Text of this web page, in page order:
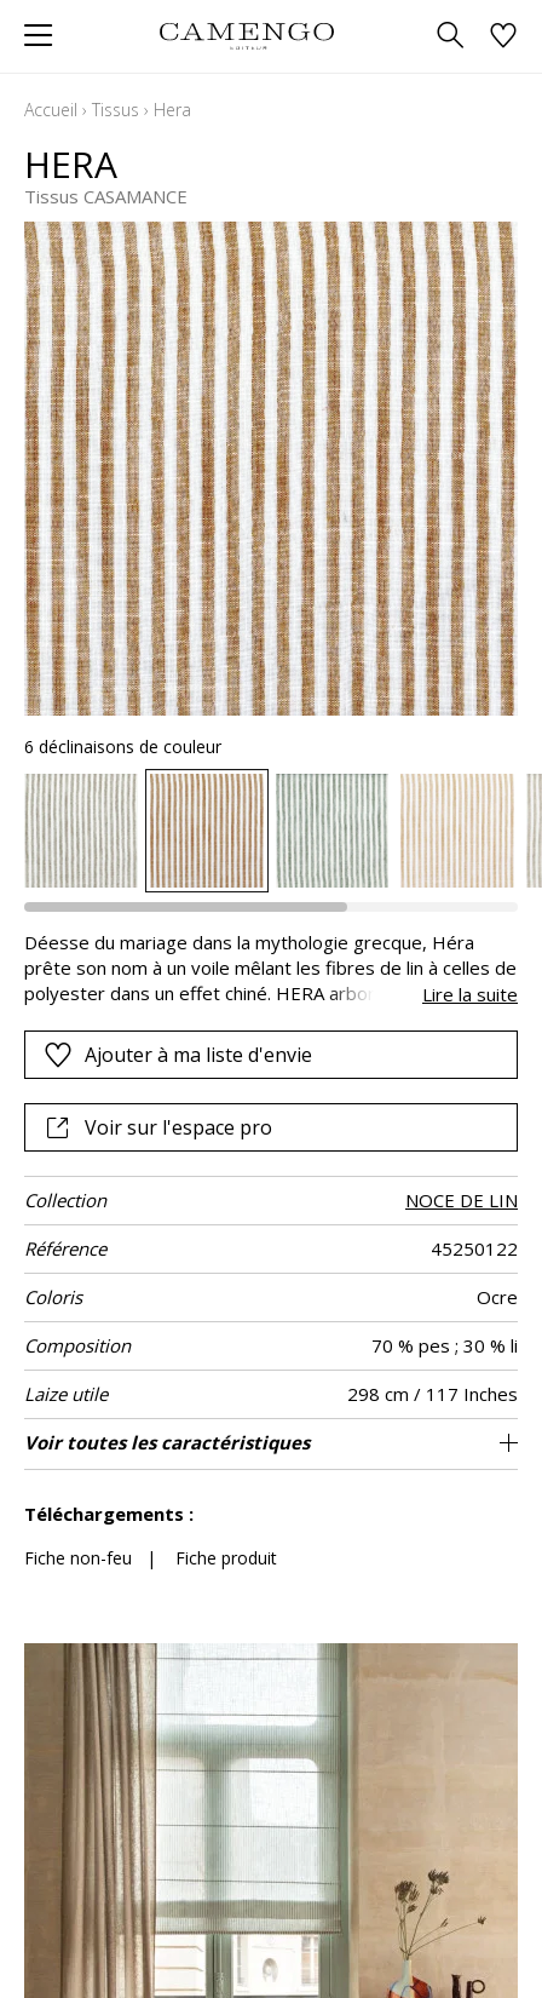
Accueil › Tissus › Hera
HERA
Tissus CASAMANCE
6 déclinaisons de couleur
Déesse du mariage dans la mythologie grecque, Héra
prête son nom à un voile mêlant les fibres de lin à celles de
polyester dans un effet chiné. HERA arbore un motif
franches. Lavable et de grande largeur, le voile est
proposé en six coloris très actuels.
Lire la suite
Ajouter à ma liste d'envie
Voir sur l'espace pro
Collection
NOCE DE LIN
Référence
45250122
Coloris
Ocre
Composition
70 % pes ; 30 % li
Laize utile
298 cm / 117 Inches
Rétrécissement
<2%
Raccord Raccord libre
Sens De haut
Poids g/m² 106
Usage
Entretien
Pays d'origine Italie
Voir toutes les caractéristiques
Téléchargements :
Fiche non-feu | Fiche produit